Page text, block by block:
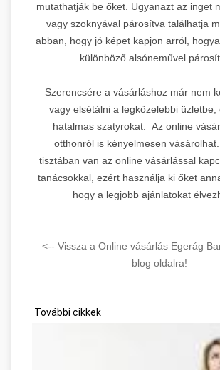
5.
SEO Agentur Wien
DR 23
vagyonvédelmi szakértő
prémium linképítés PBN
hálózattal. Mellplasztika,
Zahnarzt, Welpen,
témákban diverzifikált
profil.
Domain Rating:23 |
6.
Kela Vagyonvédelem
linképítés
7.
🔥
Cserépkályha
chiptuning témájú
budapesti marketing
mutathatják be őket. Ugyanazt az inget
vagy szoknyával párosítva találhatja
abban, hogy jó képet kapjon arról,
különböző alsóneművel
Szerencsére a vásárláshoz már nem
vagy elsétálni a legközelebbi üzletbe,
hatalmas szatyrokat. Az online
otthonról is kényelmesen
tisztában van az online vásárlással
tanácsokkal, ezért használja ki őket
hogy a legjobb ajánlatokat
<-- Vissza a Online vásárlás Egerág
blog oldalra!
További cikkek